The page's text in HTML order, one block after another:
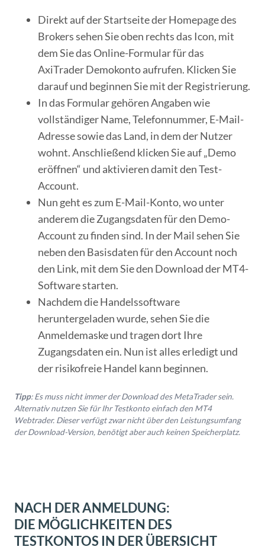
Direkt auf der Startseite der Homepage des
Brokers sehen Sie oben rechts das Icon, mit
dem Sie das Online-Formular für das
AxiTrader Demokonto aufrufen. Klicken Sie
darauf und beginnen Sie mit der Registrierung.
In das Formular gehören Angaben wie
vollständiger Name, Telefonnummer, E-Mail-
Adresse sowie das Land, in dem der Nutzer
wohnt. Anschließend klicken Sie auf „Demo
eröffnen“ und aktivieren damit den Test-
Account.
Nun geht es zum E-Mail-Konto, wo unter
anderem die Zugangsdaten für den Demo-
Account zu finden sind. In der Mail sehen Sie
neben den Basisdaten für den Account noch
den Link, mit dem Sie den Download der MT4-
Software starten.
Nachdem die Handelssoftware
heruntergeladen wurde, sehen Sie die
Anmeldemaske und tragen dort Ihre
Zugangsdaten ein. Nun ist alles erledigt und
der risikofreie Handel kann beginnen.
Tipp: Es muss nicht immer der Download des MetaTrader sein.
Alternativ nutzen Sie für Ihr Testkonto einfach den MT4
Webtrader. Dieser verfügt zwar nicht über den Leistungsumfang
der Download-Version, benötigt aber auch keinen Speicherplatz.
NACH DER ANMELDUNG:
DIE MÖGLICHKEITEN DES
TESTKONTOS IN DER ÜBERSICHT